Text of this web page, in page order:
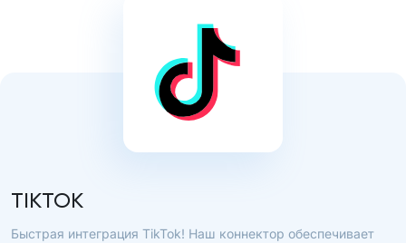
TIKTOK
Быстрая интеграция TikTok! Наш коннектор обеспечивает